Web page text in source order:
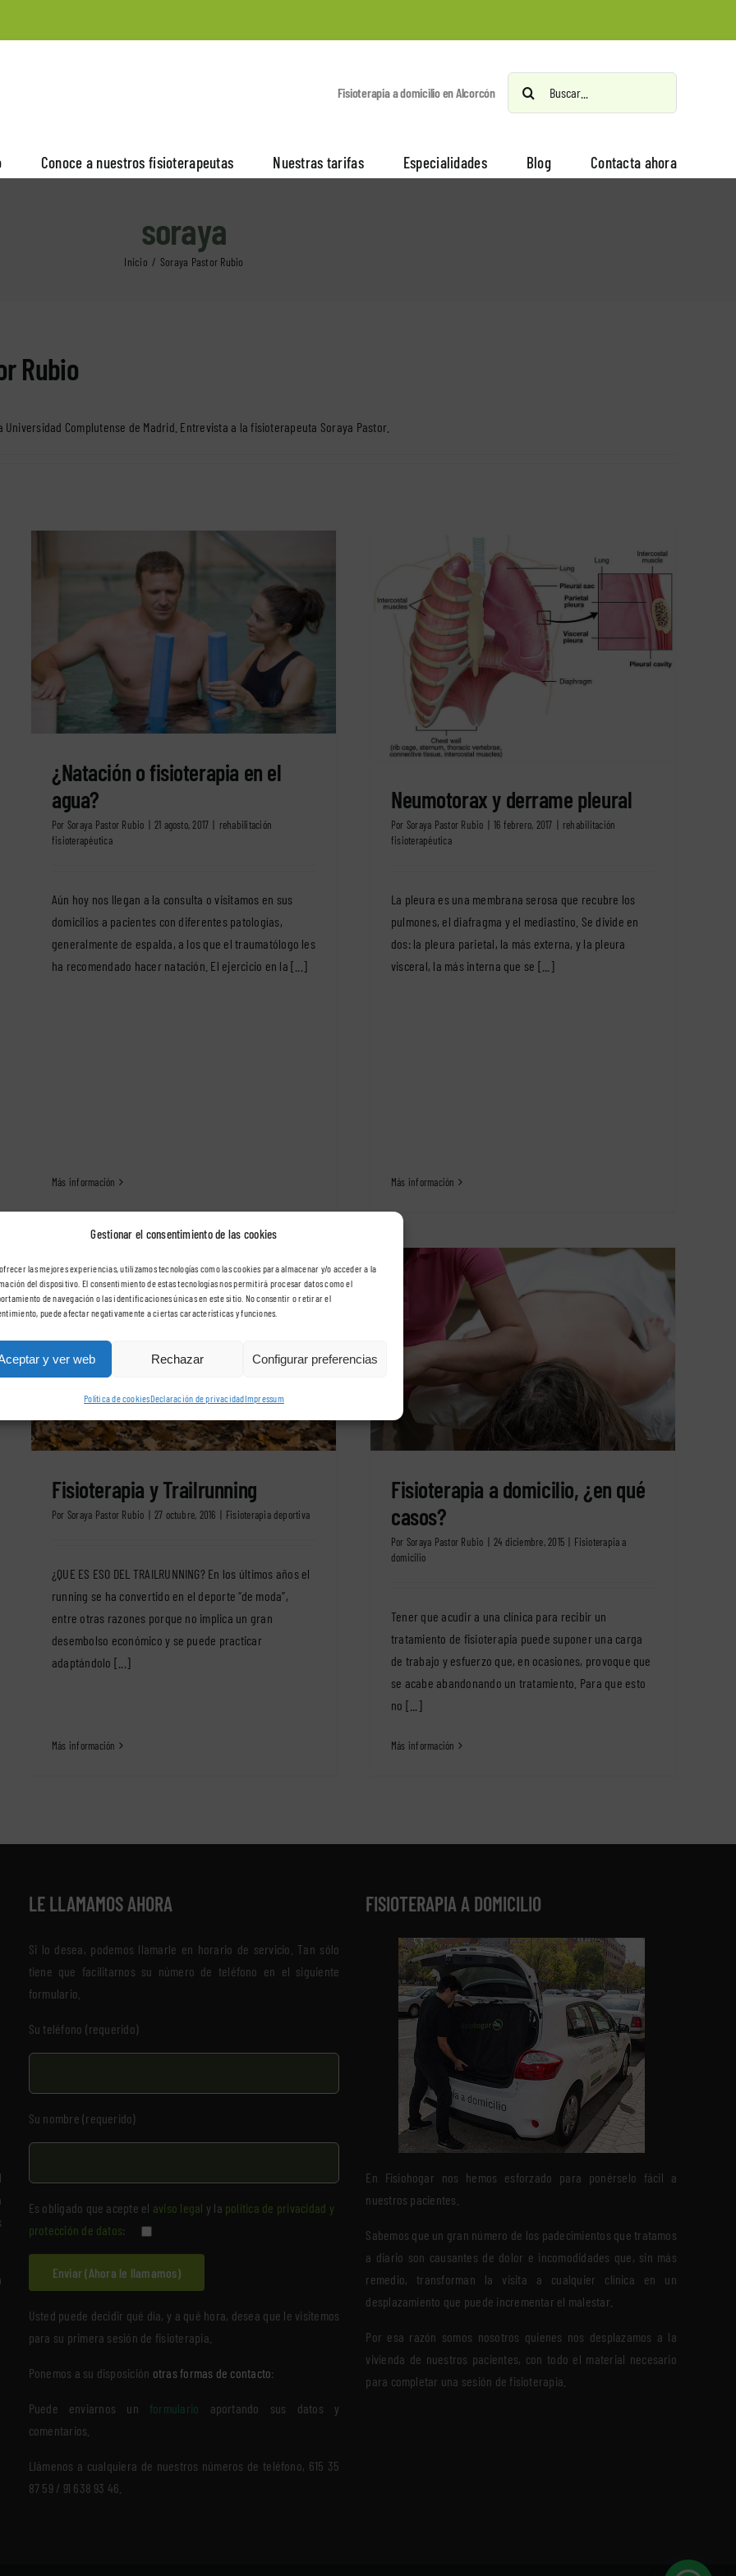
Gestionar el consentimiento de las cookies
las mejores experiencias, utilizamos tecnologías como las cookies para almacenar y/o acceder a la
del dispositivo. El consentimiento de estas tecnologías nos permitirá procesar datos como el
de navegación o las identificaciones únicas en este sitio. No consentir o retirar el
puede afectar negativamente a ciertas características y funciones.
y ver web Rechazar Configurar preferencias
Política de cookiesDeclaración de privacidadImpressum
Fisioterapia a domicilio en Alcorcón
Conoce a nuestros fisioterapeutas Nuestras tarifas Especialidades Blog Contacta ahora
soraya
Inicio Soraya Pastor Rubio
Rubio
Complutense de Madrid. Entrevista a la fisioterapeuta Soraya Pastor.
¿Natación o fisioterapia en el
agua?
Por Soraya Pastor Rubio 21 agosto, 2017
rehabilitación
fisioterapéutica
Aún hoy nos llegan a la consulta o visitamos en sus
domicilios a pacientes con diferentes patologías,
generalmente de espalda, a los que el traumatólogo les
ha recomendado hacer natación. El ejercicio en la [...]
Más información
Neumotorax y derrame pleural
rehabilitación fisioterapéutica
Neumotorax y derrame pleural
Por Soraya Pastor Rubio 16 febrero, 2017
rehabilitación
fisioterapéutica
La pleura es una membrana serosa que recubre los
pulmones, el diafragma y el mediastino. Se divide en
dos: la pleura parietal, la más externa, y la pleura
visceral, la más interna que se [...]
Más información
Fisioterapia y Trailrunning
Por Soraya Pastor Rubio 27 octubre, 2016 Fisioterapia deportiva
¿QUE ES ESO DEL TRAILRUNNING? En los últimos años el
running se ha convertido en el deporte “de moda”,
entre otras razones porque no implica un gran
desembolso económico y se puede practicar
adaptándolo [...]
Más información
Fisioterapia a domicilio, ¿en qué
casos?
Fisioterapia a domicilio
Fisioterapia a domicilio, ¿en qué
casos?
Por Soraya Pastor Rubio 24 diciembre, 2015
Fisioterapia a
domicilio
Tener que acudir a una clínica para recibir un
tratamiento de fisioterapia puede suponer una carga
de trabajo y esfuerzo que, en ocasiones, provoque que
se acabe abandonando un tratamiento. Para que esto
no [...]
Más información
LE LLAMAMOS AHORA
Si lo desea, podemos llamarle en horario de servicio. Tan sólo
tiene que facilitarnos su número de teléfono en el siguiente
formulario.
Su teléfono (requerido)
Su nombre (requerido)
Es obligado que acepte el aviso legal y la política de privacidad y
protección de datos:
Usted puede decidir qué día, y a qué hora, desea que le visitemos
para su primera sesión de fisioterapia.
Ponemos a su disposición otras formas de contacto:
Puede enviarnos un formulario aportando sus datos y
comentarios.
Llámenos a cualquiera de nuestros números de teléfono, 615 35
87 59 / 91 638 93 46.
FISIOTERAPIA A DOMICILIO
En Fisiohogar nos hemos esforzado para ponérselo fácil a
nuestros pacientes.
Sabemos que un gran número de los padecimientos que tratamos
a diario son causantes de dolor e incomodidades que, sin más
remedio, transforman la visita a cualquier clínica en un
desplazamiento que puede incrementar el malestar.
Por esa razón somos nosotros quienes nos desplazamos a la
vivienda de nuestros pacientes, con todo el material necesario
para completar una sesión de fisioterapia.